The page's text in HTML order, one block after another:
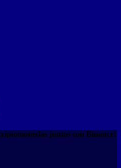
juntos con Binance!